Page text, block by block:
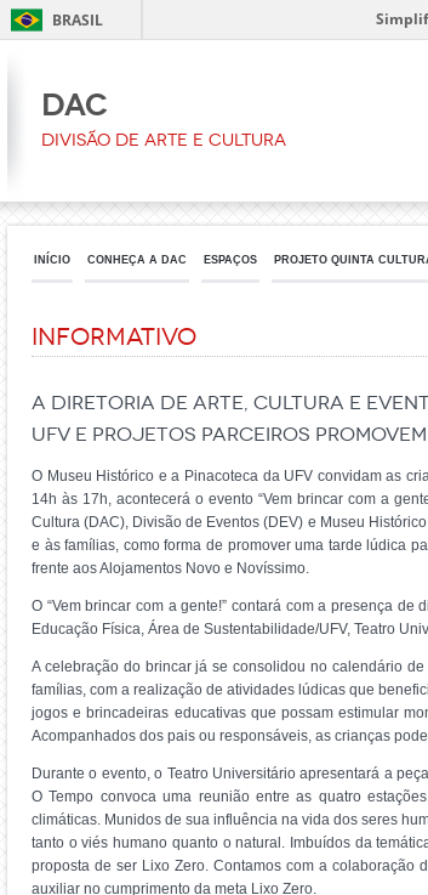
BRASIL
DAC
Divisão de Arte e Cultura
INÍCIO CONHEÇA A DAC ESPAÇOS PROJETO QUINTA
Informativo
A Diretoria de Arte, Cultura e
UFV e projetos parceiros
O Museu Histórico e a Pinacoteca da UFV convidam as
14h às 17h, acontecerá o evento “Vem brincar com a
Cultura (DAC), Divisão de Eventos (DEV) e Museu
e às famílias, como forma de promover uma tarde lúdica
frente aos Alojamentos Novo e Novíssimo.
O “Vem brincar com a gente!” contará com a presença
Educação Física, Área de Sustentabilidade/UFV, Teatro
A celebração do brincar já se consolidou no calendário
famílias, com a realização de atividades lúdicas que
jogos e brincadeiras educativas que possam estimular
Acompanhados dos pais ou responsáveis, as crianças
Durante o evento, o Teatro Universitário apresentará a
O Tempo convoca uma reunião entre as quatro
climáticas. Munidos de sua influência na vida dos seres
tanto o viés humano quanto o natural. Imbuídos da
proposta de ser Lixo Zero. Contamos com a colaboração
auxiliar no cumprimento da meta Lixo Zero.